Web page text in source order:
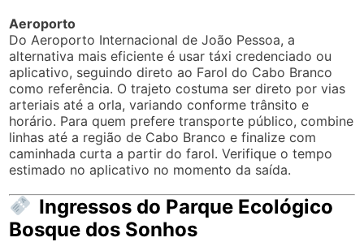
Aeroporto
Do Aeroporto Internacional de João Pessoa, a
alternativa mais eficiente é usar táxi credenciado ou
aplicativo, seguindo direto ao Farol do Cabo Branco
como referência. O trajeto costuma ser direto por vias
arteriais até a orla, variando conforme trânsito e
horário. Para quem prefere transporte público, combine
linhas até a região de Cabo Branco e finalize com
caminhada curta a partir do farol. Verifique o tempo
estimado no aplicativo no momento da saída.
Ingressos do Parque Ecológico
Bosque dos Sonhos